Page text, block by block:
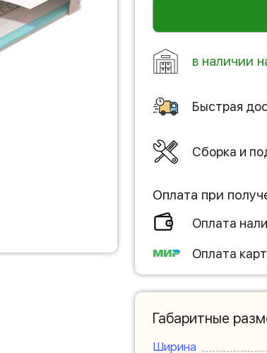
в наличии
Быстрая
Сборка и
Оплата при
Оплата
Оплата
Габаритные
Ширина